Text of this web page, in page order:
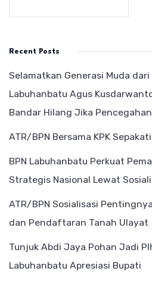
Recent Posts
Selamatkan Generasi Muda dari
Labuhanbatu Agus
Bandar Hilang Jika
ATR/BPN Bersama KPK
BPN Labuhanbatu Perkuat
Strategis Nasional Lewat
ATR/BPN Sosialisasi
dan Pendaftaran Tanah Ulayat
Tunjuk Abdi Jaya Pohan Jadi
Labuhanbatu Apresiasi Bupati